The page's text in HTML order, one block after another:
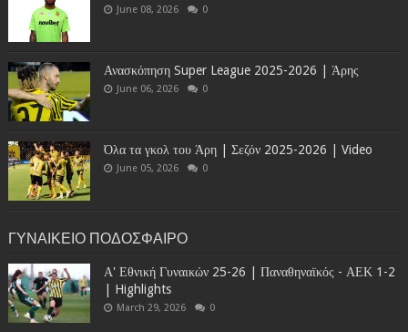
June 08, 2026 0
Ανασκόπηση Super League 2025-2026 | Άρης
June 06, 2026 0
Όλα τα γκολ του Άρη | Σεζόν 2025-2026 | Video
June 05, 2026 0
ΓΥΝΑΙΚΕΙΟ ΠΟΔΟΣΦΑΙΡΟ
Α' Εθνική Γυναικών 25-26 | Παναθηναϊκός - ΑΕΚ 1-2
| Highlights
March 29, 2026 0